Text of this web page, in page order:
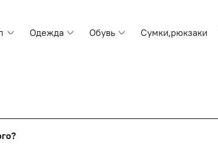
Одежда Обувь Сумки,рюкзаки